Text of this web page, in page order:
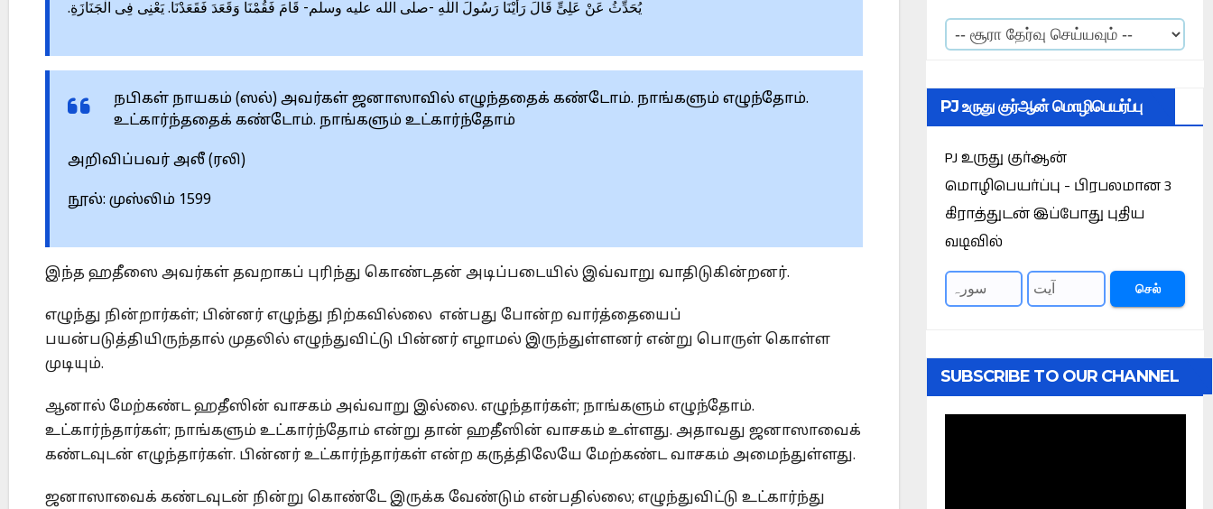
يُحَدِّثُ عَنْ عَلِىٍّ قَالَ رَأَيْنَا رَسُولَ اللَّهِ -صلى الله عليه وسلم- قَامَ فَقُمْنَا وَقَعَدَ فَقَعَدْنَا. يَعْنِى فِى الْجَنَازَةِ‎.‎
நபிகள் நாயகம் (ஸல்) அவர்கள் ஜனாஸாவில் எழுந்ததைக் ‎கண்டோம். நாங்களும் எழுந்தோம்.
உட்கார்ந்ததைக் கண்டோம். ‎நாங்களும் உட்கார்ந்தோம்
அறிவிப்பவர் அலீ (ரலி)‎
நூல்: முஸ்லிம் 1599‎
இந்த ஹதீஸை அவர்கள் தவறாகப் புரிந்து கொண்டதன் ‎அடிப்படையில் இவ்வாறு வாதிடுகின்றனர்.‎
எழுந்து நின்றார்கள்; பின்னர் எழுந்து நிற்கவில்லை என்பது ‎போன்ற வார்த்தையைப்
பயன்படுத்தியிருந்தால் முதலில் ‎எழுந்துவிட்டு பின்னர் எழாமல் இருந்துள்ளனர் என்று பொருள் ‎கொள்ள
முடியும்.‎
ஆனால் மேற்கண்ட ஹதீஸின் வாசகம் அவ்வாறு இல்லை. ‎எழுந்தார்கள்; நாங்களும் எழுந்தோம்.
உட்கார்ந்தார்கள்; நாங்களும் ‎உட்கார்ந்தோம் என்று தான் ஹதீஸின் வாசகம் உள்ளது. ‎அதாவது ஜனாஸாவைக்
கண்டவுடன் எழுந்தார்கள். பின்னர் ‎உட்கார்ந்தார்கள் என்ற கருத்திலேயே மேற்கண்ட வாசகம் ‎அமைந்துள்ளது.‎
ஜனாஸாவைக் கண்டவுடன் நின்று கொண்டே இருக்க வேண்டும் ‎என்பதில்லை; எழுந்துவிட்டு உட்கார்ந்து
PJ உருது குர்ஆன் மொழிபெயர்ப்பு
PJ உருது குர்ஆன்
மொழிபெயர்ப்பு - பிரபலமான 3
கிராத்துடன் இப்போது புதிய
வடிவில்
செல்
SUBSCRIBE TO OUR CHANNEL